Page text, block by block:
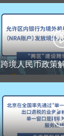
跨境人民币政策